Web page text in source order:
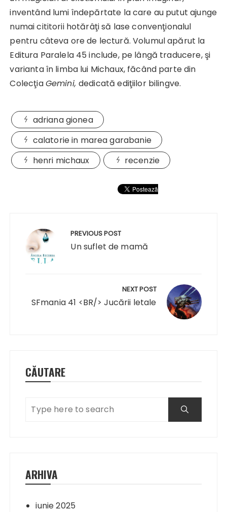
inventând lumi îndepărtate la care au putut ajunge
numai cititorii hotărâţi să lase convenţionalul
pentru câteva ore de lectură. Volumul apărut la
Editura Paralela 45 include, pe lângă traducere, şi
varianta în limba lui Michaux, făcând parte din
ColecţiaGemini,dedicată ediţiilor bilingve.
adriana gionea
calatorie in marea garabanie
henri michaux
recenzie
articole
PREVIOUS POST
Un suflet de mamă
NEXT POST
SFmania 41 <BR/> Jucării letale
CĂUTARE
ARHIVA
iunie 2025